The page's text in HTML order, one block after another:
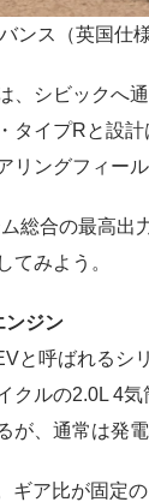
ンス（英国仕様
、シビックへ
タイプRと設
リングフィール
総合の最高出
てみよう。
ンジン
と呼ばれるシ
クルの2.0L 4
が、通常は発
ギア比が固定